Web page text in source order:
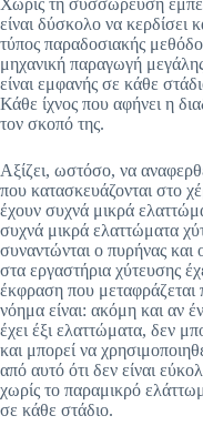
Χωρίς τη συσσώρευση
είναι δύσκολο να κερδίσει
τύπος παραδοσιακής
μηχανική παραγωγή
είναι εμφανής σε κάθε
Κάθε ίχνος που αφήνει η
τον σκοπό της.
Αξίζει, ωστόσο, να
που κατασκευάζονται στο
έχουν συχνά μικρά
συχνά μικρά ελαττώματα
συναντώνται ο πυρήνας
στα εργαστήρια χύτευσης
έκφραση που μεταφράζεται
νόημα είναι: ακόμη και αν
έχει έξι ελαττώματα, δεν
και μπορεί να
από αυτό ότι δεν είναι
χωρίς το παραμικρό
σε κάθε στάδιο.